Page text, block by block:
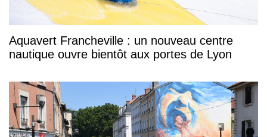
Aquavert Francheville : un nouveau centre
nautique ouvre bientôt aux portes de Lyon